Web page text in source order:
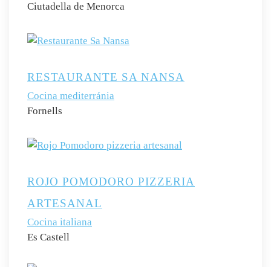
Ciutadella de Menorca
RESTAURANTE SA NANSA
Cocina mediterránia
Fornells
ROJO POMODORO PIZZERIA
ARTESANAL
Cocina italiana
Es Castell